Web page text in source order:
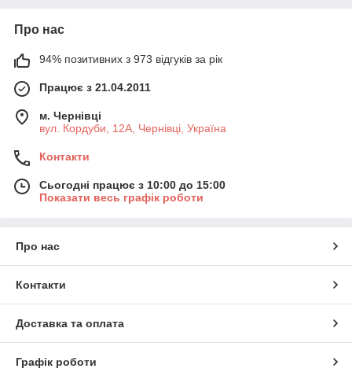
Про нас
94% позитивних з 973 відгуків за рік
Працює з 21.04.2011
м. Чернівці
вул. Кордуби, 12А, Чернівці, Україна
Контакти
Сьогодні працює з 10:00 до 15:00
Показати весь графік роботи
Про нас
Контакти
Доставка та оплата
Графік роботи